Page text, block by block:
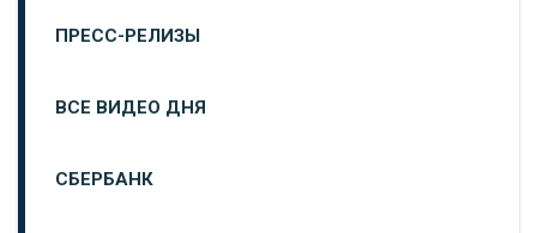
ПРЕСС-РЕЛИЗЫ
ВСЕ ВИДЕО ДНЯ
СБЕРБАНК